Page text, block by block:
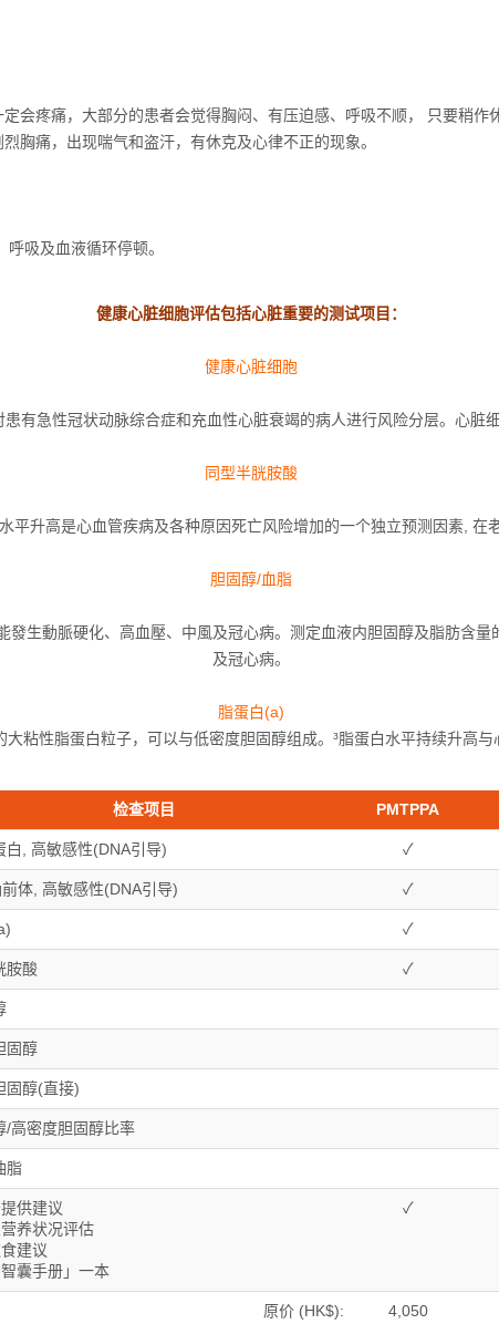
会疼痛，大部分的患者会觉得胸闷、有压迫感、呼吸不顺， 只要稍作
胸痛，出现喘气和盗汗，有休克及心律不正的现象。
吸及血液循环停顿。
健康心脏细胞评估包括心脏重要的测试项目：
健康心脏细胞
有急性冠状动脉综合症和充血性心脏衰竭的病人进行风险分层。 心脏
同型半胱胺酸
平升高是心血管疾病及各种原因死亡风险增加的一个独立预测因素, 在
胆固醇/血脂
生動脈硬化、高血壓、中風及冠心病。测定血液内胆固醇及脂肪含
及冠心病。
脂蛋白(a)
粘性脂蛋白粒子，可以与低密度胆固醇组成。³脂蛋白水平持续升高
检查项目 PMTPPA
白, 高敏感性(DNA引导) ✓
体, 高敏感性(DNA引导) ✓
✓
胺酸 ✓
固醇
固醇(直接)
/高密度胆固醇比率
脂
供建议
养状况评估
建议
囊手册」一本
✓
原价 (HK$): 4,050